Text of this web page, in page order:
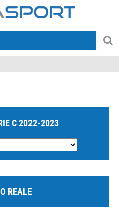
C 2022-2023
REALE